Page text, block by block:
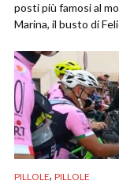
posti più famosi al
Marina, il busto di
PILLOLE, PILLOLE